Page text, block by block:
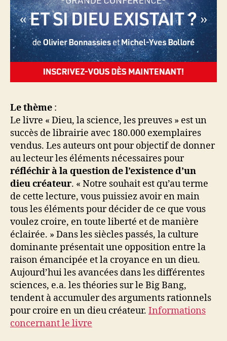
Le thème :
Le livre « Dieu, la science, les preuves » est un
succès de librairie avec 180.000 exemplaires
vendus. Les auteurs ont pour objectif de donner
au lecteur les éléments nécessaires pour
réfléchir à la question de l’existence d’un
dieu créateur. « Notre souhait est qu’au terme
de cette lecture, vous puissiez avoir en main
tous les éléments pour décider de ce que vous
voulez croire, en toute liberté et de manière
éclairée. » Dans les siècles passés, la culture
dominante présentait une opposition entre la
raison émancipée et la croyance en un dieu.
Aujourd’hui les avancées dans les différentes
sciences, e.a. les théories sur le Big Bang,
tendent à accumuler des arguments rationnels
pour croire en un dieu créateur. Informations
concernant le livre